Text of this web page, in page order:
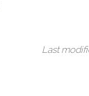
Last